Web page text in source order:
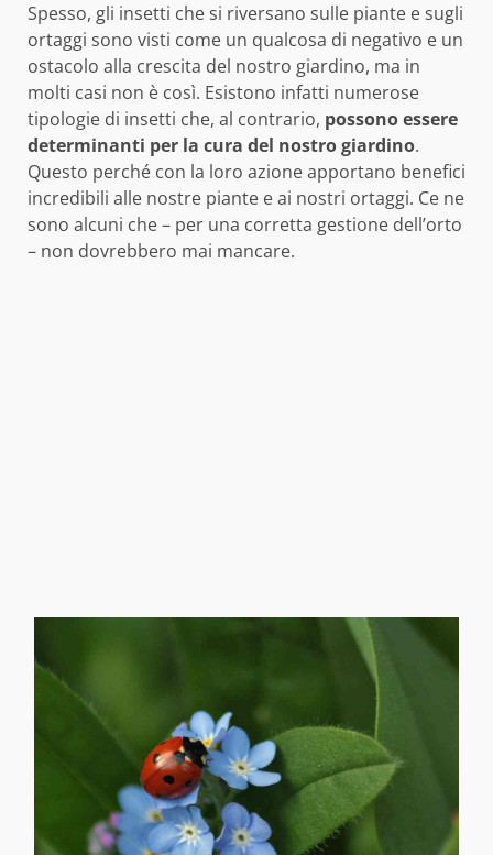
Spesso, gli insetti che si riversano sulle piante e sugli
ortaggi sono visti come un qualcosa di negativo e un
ostacolo alla crescita del nostro giardino, ma in
molti casi non è così. Esistono infatti numerose
tipologie di insetti che, al contrario, possono essere
determinanti per la cura del nostro giardino.
Questo perché con la loro azione apportano benefici
incredibili alle nostre piante e ai nostri ortaggi. Ce ne
sono alcuni che – per una corretta gestione dell’orto
– non dovrebbero mai mancare.